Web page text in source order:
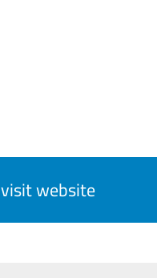
visit website